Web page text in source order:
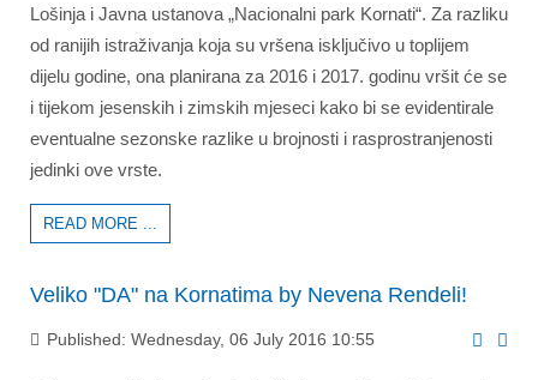
Lošinja i Javna ustanova „Nacionalni park Kornati“. Za razliku
od ranijih istraživanja koja su vršena isključivo u toplijem
dijelu godine, ona planirana za 2016 i 2017. godinu vršit će se
i tijekom jesenskih i zimskih mjeseci kako bi se evidentirale
eventualne sezonske razlike u brojnosti i rasprostranjenosti
jedinki ove vrste.
READ MORE ...
Veliko "DA" na Kornatima by Nevena Rendeli!
Published: Wednesday, 06 July 2016 10:55